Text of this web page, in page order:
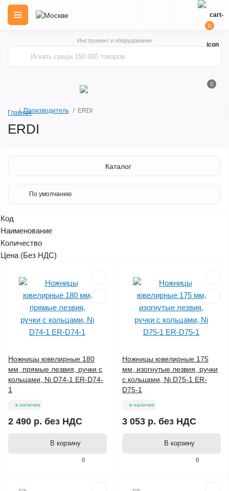
Инструмент и оборудование
0
0
ГлавнаяПроизводитель ERDI
ERDI
Каталог
Код
Наименование
Количество
Цена (Без НДС)
0
Ножницы ювелирные 180
мм, прямые лезвия, ручки с
кольцами, Ni D74-1 ER-D74-
1
в наличии
2 490 р. без НДС
В корзину
0
Ножницы ювелирные 175
мм, изогнутые лезвия, ручки
с кольцами, Ni D75-1 ER-
D75-1
в наличии
3 053 р. без НДС
В корзину